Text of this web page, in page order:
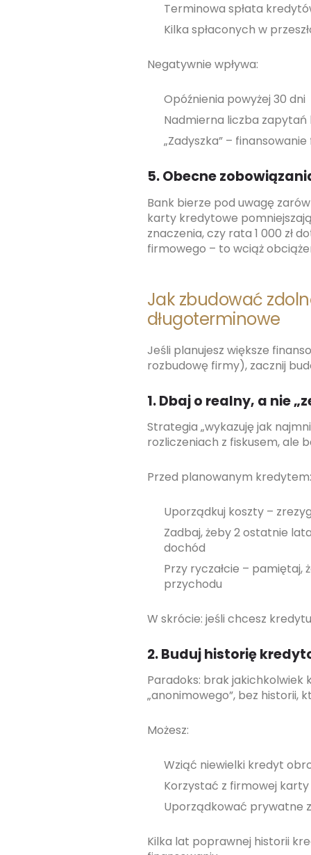
Terminowa spłata
Kilka spłaconych w
Negatywnie wpływa:
Opóźnienia powyżej 30 dni
Nadmierna liczba
„Zadyszka” –
5. Obecne
Bank bierze pod uwagę
karty kredytowe
znaczenia, czy rata 1 000 zł
firmowego – to wciąż
Jak zbudować
długoterminowe
Jeśli planujesz większe
rozbudowę firmy), zacznij
1. Dbaj o realny, a nie
Strategia „wykazuję jak
rozliczeniach z fiskusem, ale
Przed planowanym kredytem:
Uporządkuj koszty –
Zadbaj, żeby 2 ostatnie
dochód
Przy ryczałcie – pamiętaj,
przychodu
W skrócie: jeśli chcesz
2. Buduj historię
Paradoks: brak jakichkolwiek
„anonimowego”, bez historii,
Możesz:
Wziąć niewielki kredyt
Korzystać z firmowej
Uporządkować prywatne
Kilka lat poprawnej historii